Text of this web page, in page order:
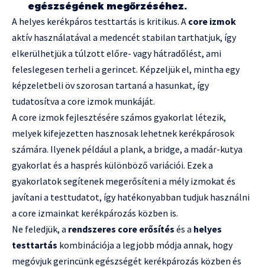
egészségének megőrzéséhez.
A helyes kerékpáros testtartás is kritikus. A core izmok
aktív használatával a medencét stabilan tarthatjuk, így
elkerülhetjük a túlzott előre- vagy hátradőlést, ami
feleslegesen terheli a gerincet. Képzeljük el, mintha egy
képzeletbeli öv szorosan tartaná a hasunkat, így
tudatosítva a core izmok munkáját.
A core izmok fejlesztésére számos gyakorlat létezik,
melyek kifejezetten hasznosak lehetnek kerékpárosok
számára. Ilyenek például a plank, a bridge, a madár-kutya
gyakorlat és a hasprés különböző variációi. Ezek a
gyakorlatok segítenek megerősíteni a mély izmokat és
javítani a testtudatot, így hatékonyabban tudjuk használni
a core izmainkat kerékpározás közben is.
Ne feledjük, a rendszeres core erősítés és a helyes
testtartás kombinációja a legjobb módja annak, hogy
megóvjuk gerincünk egészségét kerékpározás közben és